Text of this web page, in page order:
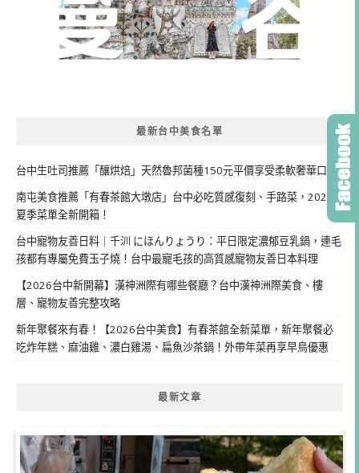
最新台中美食名單
台中生吐司推薦「釀烘焙」天然魯邦菌種150元平價享受柔軟奢華口感
南屯美食推薦「有春茶館大墩店」台中必吃質感復刻、手路菜，2026
夏季菜單全新開箱！
台中寵物友善日料｜千汌 にほんりょうり：平日限定濃郁豆乳鍋，連毛
孩都有專屬免費玉子燒！台中最寵毛孩的高質感寵物友善日本料理
【2026台中新開幕】漢神洲際有哪些餐廳？台中漢神洲際美食、樓
層、寵物友善完整攻略
新年聚餐來有春！【2026台中美食】有春茶館全新菜單，新年聚餐必
吃炸年糕、麻油雞、濃白雞湯、扁魚沙茶鍋！外帶年菜再享早鳥優惠
最新文章